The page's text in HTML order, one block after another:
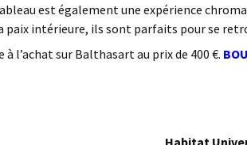
est également une expérience
paix intérieure, ils sont parfaits pour se
l’achat sur Balthasart au prix de 400 €.